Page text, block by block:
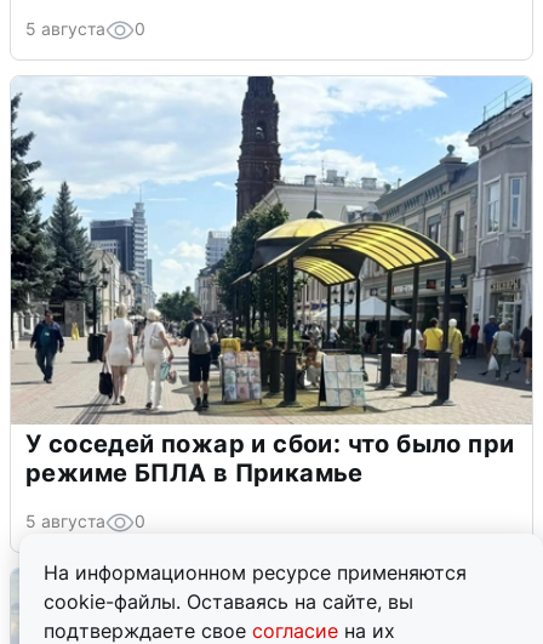
На информационном ресурсе применяются
cookie-файлы. Оставаясь на сайте, вы
подтверждаете свое согласие на их
5 августа 0
У соседей пожар и сбои: что было при
режиме БПЛА в Прикамье
5 августа 0